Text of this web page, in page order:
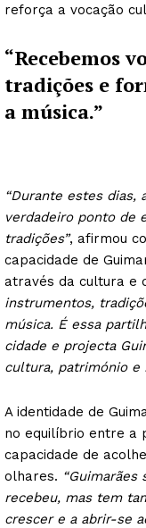
reforça a vocação
“Recebemos
tradições e
a música.”
“Durante estes dias,
verdadeiro ponto de
tradições”, afirmou
capacidade de
através da cultura e
instrumentos,
música. É essa
cidade e projecta
cultura, património e
A identidade de
no equilíbrio entre a
capacidade de
olhares. “Guimarães
recebeu, mas tem
crescer e a abrir-se